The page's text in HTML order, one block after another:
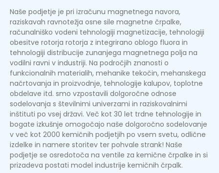
Naše podjetje je pri izračunu magnetnega navora,
raziskavah ravnotežja osne sile magnetne črpalke,
računalniško vodeni tehnologiji magnetizacije, tehnologiji
obesitve rotorja rotorja z integrirano oblogo fluora in
tehnologiji distribucije zunanjega magnetnega polja na
vodilni ravni v industriji. Na področjih znanosti o
funkcionalnih materialih, mehanike tekočin, mehanskega
načrtovanja in proizvodnje, tehnologije kalupov, toplotne
obdelave itd. smo vzpostavili dolgoročne odnose
sodelovanja s številnimi univerzami in raziskovalnimi
inštituti po vsej državi. Več kot 30 let trdne tehnologije in
bogate izkušnje omogočajo naše dolgoročno sodelovanje
v več kot 2000 kemičnih podjetjih po vsem svetu, odlične
izdelke in namere storitev ter pohvale strank! Naše
podjetje se osredotoča na ventile za kemične črpalke in si
prizadeva postati model industrije kemičnih črpalk.